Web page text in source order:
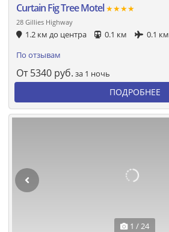
Curtain Fig Tree Motel★★★★
28 Gillies Highway
1.2 км до центра 0.1 км
0.1 км
По отзывам
От 5340 руб. за 1 ночь
ПОДРОБНЕЕ
1 / 24